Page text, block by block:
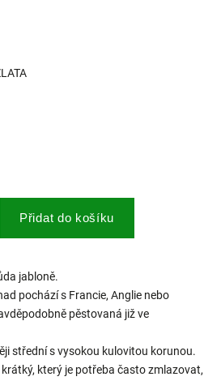
Přidat do košíku
jabloně.
pochází s Francie, Anglie nebo
pěstovaná již ve
střední s vysokou kulovitou korunou.
který je potřeba často zmlazovat,